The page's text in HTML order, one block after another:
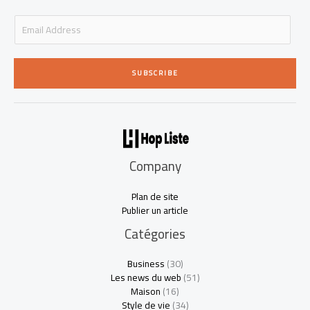
E
a
i
*
SUBSCRIBE
Company
Plan de site
Publier un article
Catégories
Business(30)
Les news du web(51)
Maison(16)
Style de vie(34)